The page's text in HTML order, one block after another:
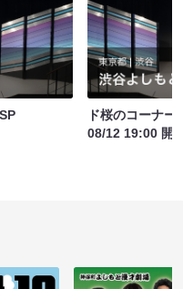
ド桜のコーナ
08/12 19:00 開